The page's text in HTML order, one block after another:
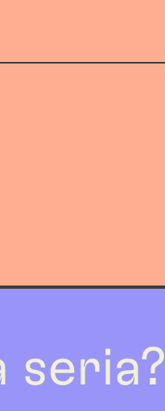
seria?